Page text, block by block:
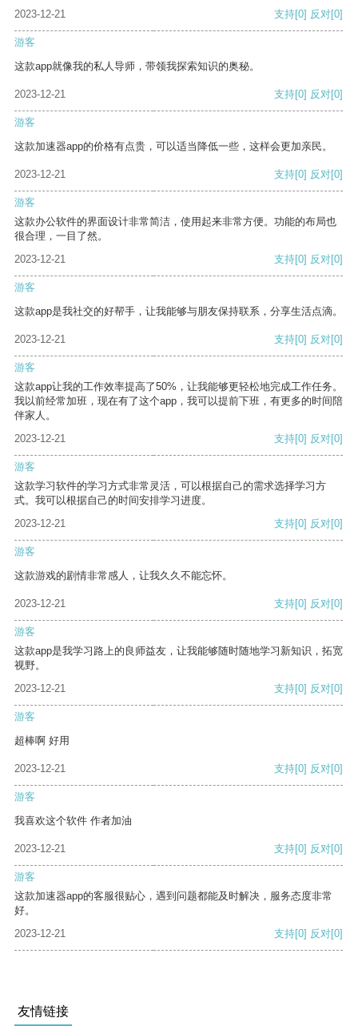
2023-12-21
支持[0] 反对[0]
游客
这款app就像我的私人导师，带领我探索知识的奥秘。
2023-12-21 支持[0] 反对[0]
游客
这款加速器app的价格有点贵，可以适当降低一些，这样会更加亲民。
2023-12-21 支持[0] 反对[0]
游客
这款办公软件的界面设计非常简洁，使用起来非常方便。功能的布局也
很合理，一目了然。
2023-12-21
支持[0] 反对[0]
游客
这款app是我社交的好帮手，让我能够与朋友保持联系，分享生活点滴。
2023-12-21 支持[0] 反对[0]
游客
这款app让我的工作效率提高了50%，让我能够更轻松地完成工作任务。
我以前经常加班，现在有了这个app，我可以提前下班，有更多的时间陪
伴家人。
2023-12-21
支持[0] 反对[0]
游客
这款学习软件的学习方式非常灵活，可以根据自己的需求选择学习方
式。我可以根据自己的时间安排学习进度。
2023-12-21
支持[0] 反对[0]
游客
这款游戏的剧情非常感人，让我久久不能忘怀。
2023-12-21 支持[0] 反对[0]
游客
这款app是我学习路上的良师益友，让我能够随时随地学习新知识，拓宽
视野。
2023-12-21
支持[0] 反对[0]
游客
超棒啊 好用
2023-12-21 支持[0] 反对[0]
游客
我喜欢这个软件 作者加油
2023-12-21 支持[0] 反对[0]
游客
这款加速器app的客服很贴心，遇到问题都能及时解决，服务态度非常
好。
2023-12-21
支持[0] 反对[0]
友情链接